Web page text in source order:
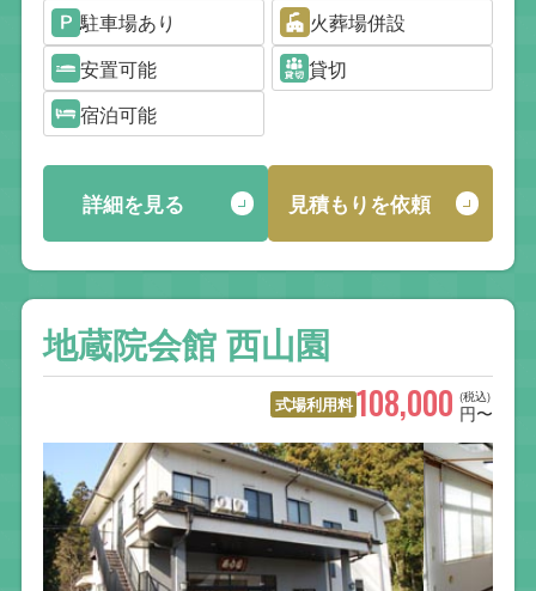
駐車場あり
火葬場併設
安置可能
貸切
宿泊可能
詳細を見る 見積もりを依頼
地蔵院会館 西山園
式場利用料 (税込)
108,000 円〜